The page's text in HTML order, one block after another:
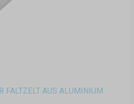
FALTZELT AUS ALUMINIUM